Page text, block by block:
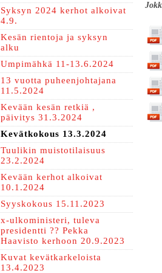
Syksyn 2024 kerhot alkoivat
4.9.
Kesän rientoja ja syksyn
alku
Umpimähkä 11-13.6.2024
13 vuotta puheenjohtajana
11.5.2024
Kevään kesän retkiä ,
päivitys 31.3.2024
Kevätkokous 13.3.2024
Tuulikin muistotilaisuus
23.2.2024
Kevään kerhot alkoivat
10.1.2024
Syyskokous 15.11.2023
x-ulkoministeri, tuleva
presidentti ?? Pekka
Haavisto kerhoon 20.9.2023
Kuvat kevätkarkeloista
13.4.2023